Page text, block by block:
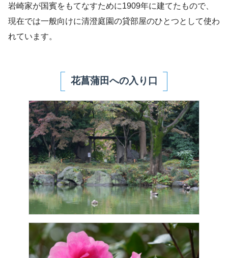
岩崎家が国賓をもてなすために1909年に建てたもので、
現在では一般向けに清澄庭園の貸部屋のひとつとして使わ
れています。
花菖蒲田への入り口